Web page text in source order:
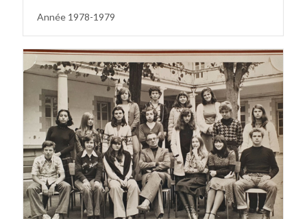
Année 1978-1979